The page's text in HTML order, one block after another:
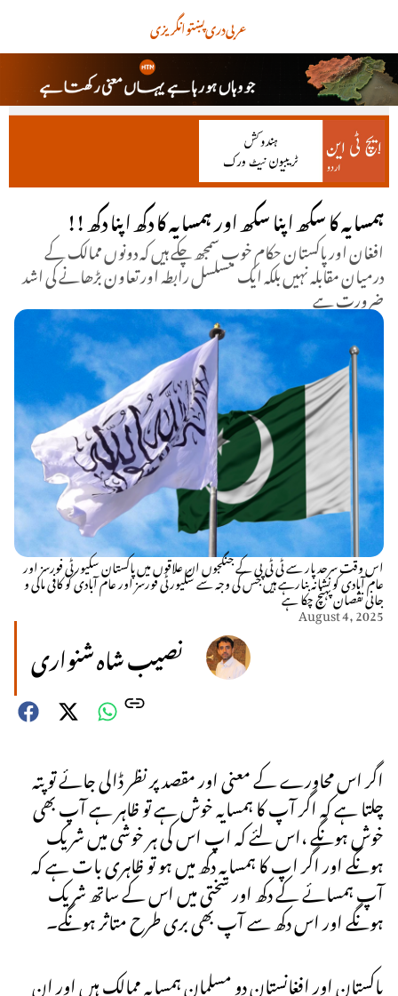
انگریزیپښتودریعربی
!! ہمسایہ کا سکھ اپنا سکھ اور ہمسایہ کا دکھ اپنا دکھ
افغان اور پاکستان حکام خوب سمجھ چکے ہیں کہ دونوں ممالک کے
درمیان مقابلہ نہیں بلکہ ایک مسلسل رابطہ اور تعاون بڑھانے کی اشد
ضرورت ہے
اس وقت سرحد پار سے ٹی ٹی پی کے جنگجوں ان علاقوں میں پاکستان سکیورٹی فورسز اور
عام آبادی کو نشانہ بنارہے ہیں جس کی وجہ سے سکیورٹی فورسز اور عام آبادی کو کافی مالی و
جانی نقصان پہنچ چکا ہے
August 4, 2025
نصیب شاہ شنواری
اگر اس محاورے کے معنی اور مقصد پر نظر ڈالی جائے تو پتہ
چلتا ہے کہ اگر آپ کا ہمسایہ خوش ہے تو ظاہر ہے آپ بھی
خوش ہونگے ،اس لئے کہ اپ اس کی ہر خوشی میں شریک
ہونگے اور اگر اپ کا ہمسایہ دکھ میں ہو تو ظاہری بات ہے کہ
آپ ہمسائے کے دکھ اور سختی میں اس کے ساتھ شریک
ہونگے اور اس دکھ سے آپ بھی بری طرح متاثر ہونگے۔
پاکستان اور افغانستان دو مسلمان ہمسایہ ممالک ہیں اور ان